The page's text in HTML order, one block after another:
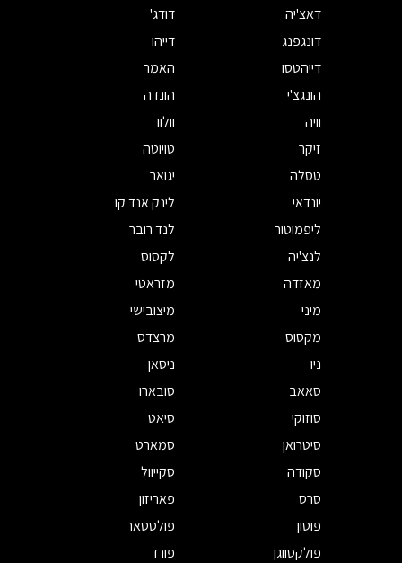
דאצ'יה
דודג'
דונגפנג
דייהו
דייהטסו
האמר
הונגצ'י
הונדה
וויה
וולוו
זיקר
טויוטה
טסלה
יגואר
יונדאי
לינק אנד קו
ליפמוטור
לנד רובר
לנצ'יה
לקסוס
מאזדה
מזראטי
מיני
מיצובישי
מקסוס
מרצדס
ניו
ניסאן
סאאב
סובארו
סוזוקי
סיאט
סיטרואן
סמארט
סקודה
סקייוול
סרס
פאריזון
פוטון
פולסטאר
פולקסווגן
פורד